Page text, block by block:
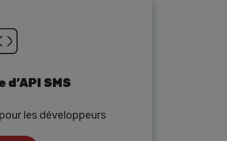
SMS
les développeurs